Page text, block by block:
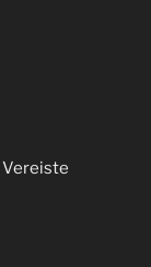
Vereiste